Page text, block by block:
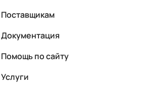
Поставщикам
Документация
Помощь по сайту
Услуги